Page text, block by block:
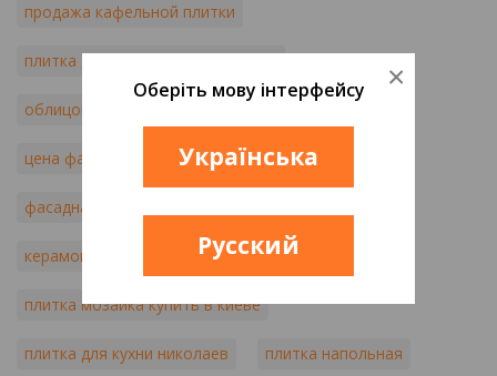
продажа кафельной плитки
плитка для наружных работ цена
облицовочная плитка для внешней отделки
цена фасадной плитки для дома
фасадная плитка м2
керамогранит плитка купить
плитка мозаика купить в киеве
плитка для кухни николаев плитка напольная
×
Оберіть мову інтерфейсу
Українська
Русский